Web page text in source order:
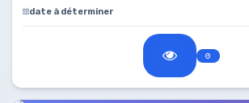
date à déterminer